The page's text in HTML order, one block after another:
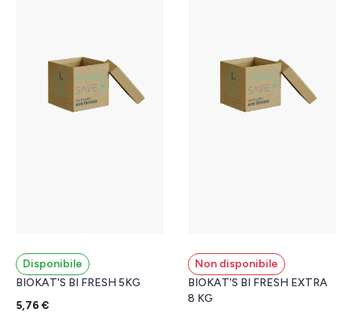
Disponibile
BIOKAT'S BI FRESH 5KG
5,76 €
Non disponibile
BIOKAT'S BI FRESH EXTRA
8 KG